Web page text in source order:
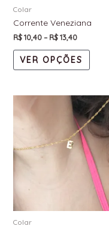
Colar
Corrente Veneziana
R$10,40–R$13,40
VER OPÇÕES
Colar